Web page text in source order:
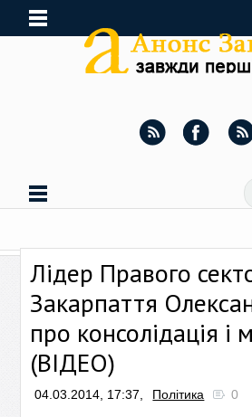
Лідер Правого
Закарпаття
про консолідація і
(ВІДЕО)
04.03.2014, 17:37, Політика 0